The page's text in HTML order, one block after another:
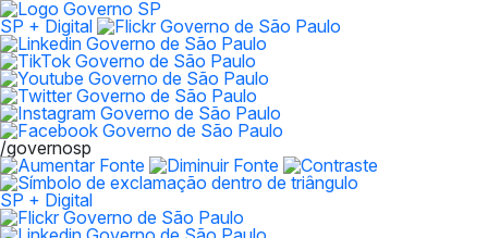
SP + Digital
/governosp
SP + Digital